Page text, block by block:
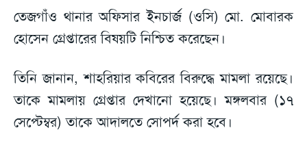
তেজগাঁও থানার অফিসার ইনচার্জ (ওসি) মো. মোবারক
হোসেন গ্রেপ্তারের বিষয়টি নিশ্চিত করেছেন।
তিনি জানান, শাহরিয়ার কবিরের বিরুদ্ধে মামলা রয়েছে।
তাকে মামলায় গ্রেপ্তার দেখানো হয়েছে। মঙ্গলবার (১৭
সেপ্টেম্বর) তাকে আদালতে সোপর্দ করা হবে।